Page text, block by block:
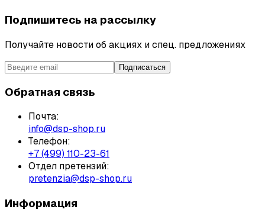
Подпишитесь на рассылку
Получайте новости об акциях и спец. предложениях
Подписаться
Обратная связь
Почта:
info@dsp-shop.ru
Телефон:
+7 (499) 110-23-61
Отдел претензий:
pretenzia@dsp-shop.ru
Информация